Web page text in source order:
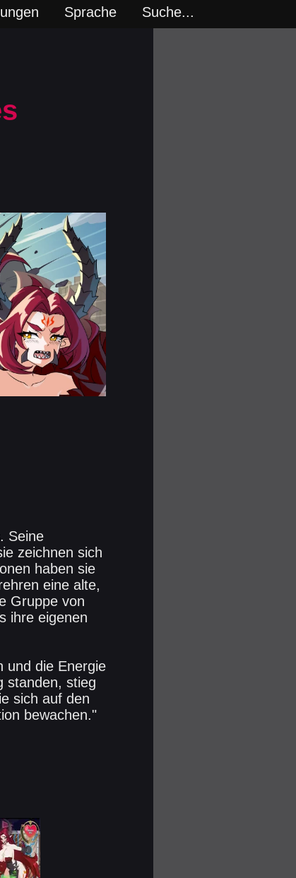
Sprache Suche...
Seine
zeichnen sich
haben sie
eine alte,
Gruppe von
ihre eigenen
und die Energie
standen, stieg
sich auf den
bewachen."